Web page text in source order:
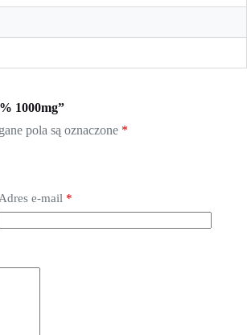
1000mg”
pola są oznaczone *
Adres e-mail *